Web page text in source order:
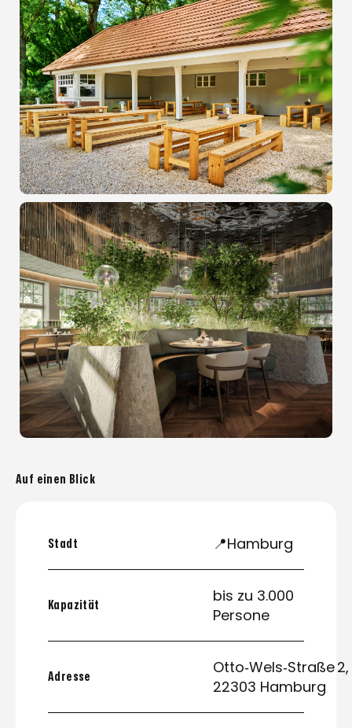
Auf einen Blick
Stadt 📍Hamburg
Kapazität
bis zu 3.000
Persone
Adresse
Otto‑Wels‑Straße 2,
22303 Hamburg